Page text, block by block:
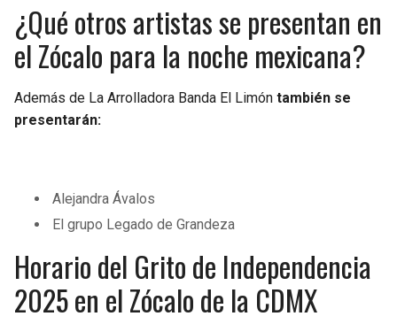
¿Qué otros artistas se presentan en
el Zócalo para la noche mexicana?
Además de La Arrolladora Banda El Limón también se
presentarán:
Alejandra Ávalos
El grupo Legado de Grandeza
Horario del Grito de Independencia
2025 en el Zócalo de la CDMX